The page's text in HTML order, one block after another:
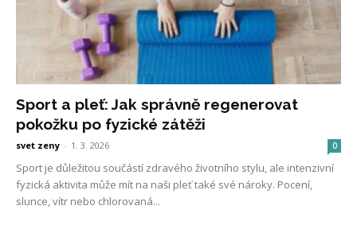
Sport a pleť: Jak správně regenerovat
pokožku po fyzické zátěži
svet zeny - 1. 3. 2026 0
Sport je důležitou součástí zdravého životního stylu, ale intenzivní
fyzická aktivita může mít na naši pleť také své nároky. Pocení,
slunce, vítr nebo chlorovaná...